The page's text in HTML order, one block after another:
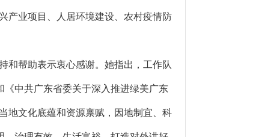
产业项目、人居环境建设、农村疫情防
帮助表示衷心感谢。她指出，工作队
《中共广东省委关于深入推进绿美广东
地文化底蕴和资源禀赋，因地制宜、科